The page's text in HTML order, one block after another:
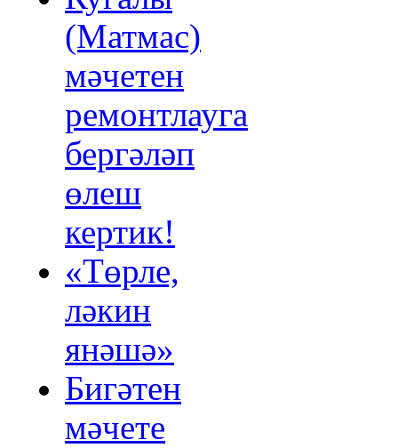
(Матмас)
мәчетен
ремонтлауга
бергәләп
өлеш
кертик!
«Төрле,
ләкин
янәшә»
Бигәтен
мәчете